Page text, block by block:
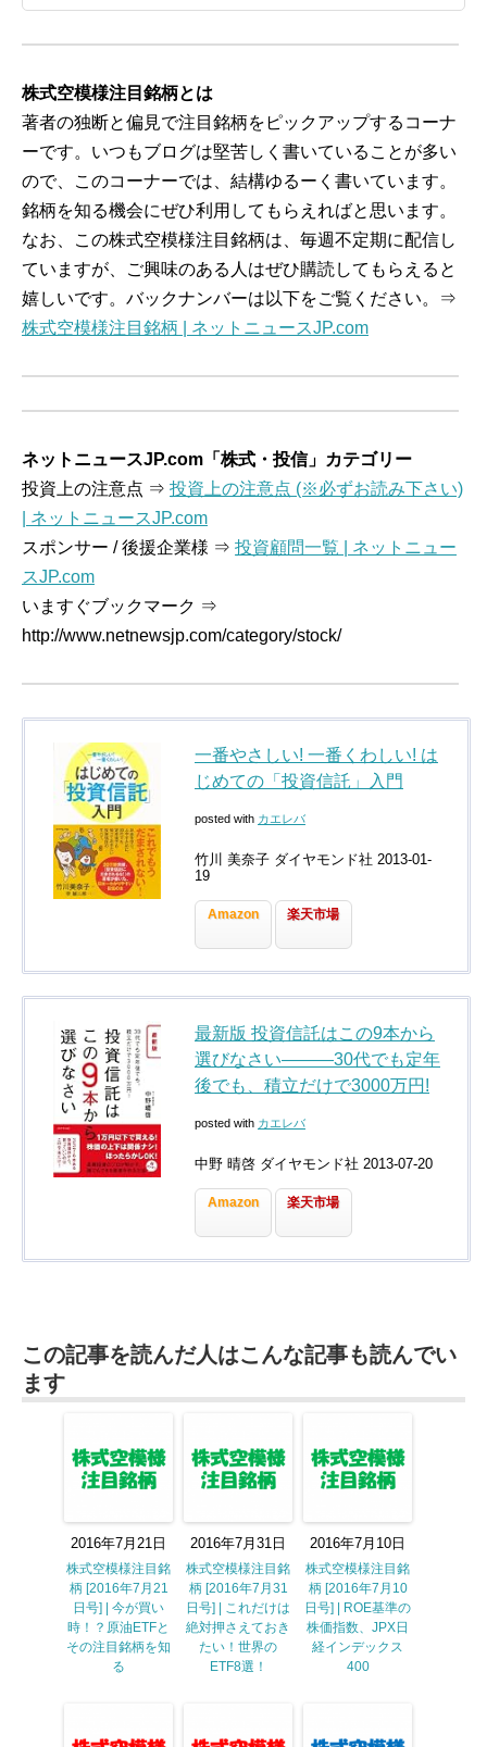
株式空模様注目銘柄とは
著者の独断と偏見で注目銘柄をピックアップするコーナ
ーです。いつもブログは堅苦しく書いていることが多い
ので、このコーナーでは、結構ゆるーく書いています。
銘柄を知る機会にぜひ利用してもらえればと思います。
なお、この株式空模様注目銘柄は、毎週不定期に配信し
ていますが、ご興味のある人はぜひ購読してもらえると
嬉しいです。バックナンバーは以下をご覧ください。⇒
株式空模様注目銘柄 | ネットニュースJP.com
ネットニュースJP.com「株式・投信」カテゴリー
投資上の注意点 ⇒ 投資上の注意点 (※必ずお読み下さい)
| ネットニュースJP.com
スポンサー / 後援企業様 ⇒ 投資顧問一覧 | ネットニュー
スJP.com
いますぐブックマーク ⇒
http://www.netnewsjp.com/category/stock/
一番やさしい! 一番くわしい! は
じめての「投資信託」入門
posted with カエレバ
竹川 美奈子 ダイヤモンド社 2013-01-
19
Amazon 楽天市場
最新版 投資信託はこの9本から
選びなさい―――30代でも定年
後でも、積立だけで3000万円!
posted with カエレバ
中野 晴啓 ダイヤモンド社 2013-07-20
Amazon 楽天市場
この記事を読んだ人はこんな記事も読んでい
ます
2016年7月21日
株式空模様注目銘
柄 [2016年7月21
日号] | 今が買い
時！？原油ETFと
その注目銘柄を知
る
2016年7月31日
株式空模様注目銘
柄 [2016年7月31
日号] | これだけは
絶対押さえておき
たい！世界の
ETF8選！
2016年7月10日
株式空模様注目銘
柄 [2016年7月10
日号] | ROE基準の
株価指数、JPX日
経インデックス
400